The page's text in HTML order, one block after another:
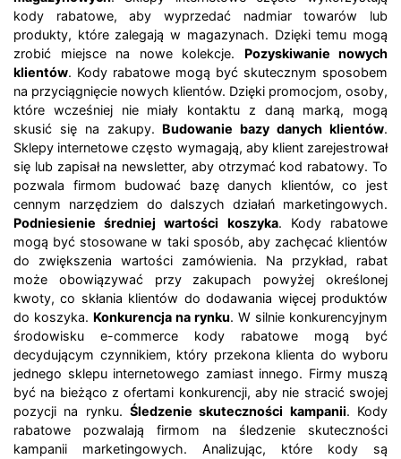
kody rabatowe, aby wyprzedać nadmiar towarów lub
produkty, które zalegają w magazynach. Dzięki temu mogą
zrobić miejsce na nowe kolekcje. Pozyskiwanie nowych
klientów. Kody rabatowe mogą być skutecznym sposobem
na przyciągnięcie nowych klientów. Dzięki promocjom, osoby,
które wcześniej nie miały kontaktu z daną marką, mogą
skusić się na zakupy. Budowanie bazy danych klientów.
Sklepy internetowe często wymagają, aby klient zarejestrował
się lub zapisał na newsletter, aby otrzymać kod rabatowy. To
pozwala firmom budować bazę danych klientów, co jest
cennym narzędziem do dalszych działań marketingowych.
Podniesienie średniej wartości koszyka. Kody rabatowe
mogą być stosowane w taki sposób, aby zachęcać klientów
do zwiększenia wartości zamówienia. Na przykład, rabat
może obowiązywać przy zakupach powyżej określonej
kwoty, co skłania klientów do dodawania więcej produktów
do koszyka. Konkurencja na rynku. W silnie konkurencyjnym
środowisku e-commerce kody rabatowe mogą być
decydującym czynnikiem, który przekona klienta do wyboru
jednego sklepu internetowego zamiast innego. Firmy muszą
być na bieżąco z ofertami konkurencji, aby nie stracić swojej
pozycji na rynku. Śledzenie skuteczności kampanii. Kody
rabatowe pozwalają firmom na śledzenie skuteczności
kampanii marketingowych. Analizując, które kody są